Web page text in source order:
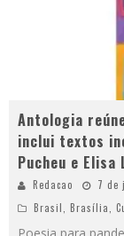
Antologia
inclui textos
Pucheu e Elisa
Redacao
7 de
Brasil
Brasília
Poesia para